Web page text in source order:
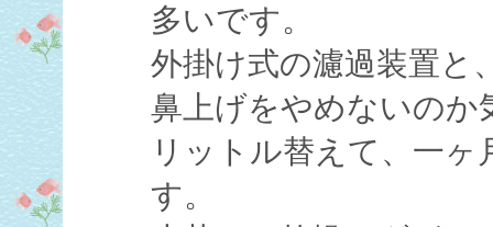
多いです。
外掛け式の濾過装置と
鼻上げをやめないのか
リットル替えて、一
す。